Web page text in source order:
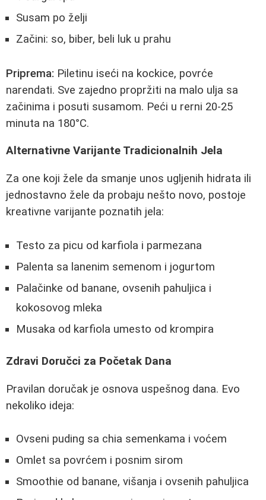
Susam po želji
Začini: so, biber, beli luk u prahu
Priprema: Piletinu iseći na kockice, povrće
narendati. Sve zajedno propržiti na malo ulja sa
začinima i posuti susamom. Peći u rerni 20-25
minuta na 180°C.
Alternativne Varijante Tradicionalnih Jela
Za one koji žele da smanje unos ugljenih hidrata ili
jednostavno žele da probaju nešto novo, postoje
kreativne varijante poznatih jela:
Testo za picu od karfiola i parmezana
Palenta sa lanenim semenom i jogurtom
Palačinke od banane, ovsenih pahuljica i
kokosovog mleka
Musaka od karfiola umesto od krompira
Zdravi Doručci za Početak Dana
Pravilan doručak je osnova uspešnog dana. Evo
nekoliko ideja:
Ovseni puding sa chia semenkama i voćem
Omlet sa povrćem i posnim sirom
Smoothie od banane, višanja i ovsenih pahuljica